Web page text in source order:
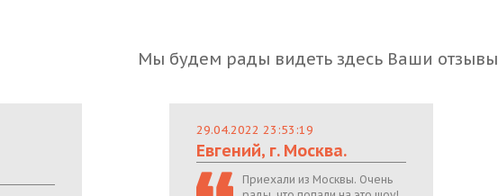
Мы будем рады видеть здесь Ваши отзывы
29.04.2022 23:53:19
Евгений, г. Москва.
Приехали из Москвы. Очень